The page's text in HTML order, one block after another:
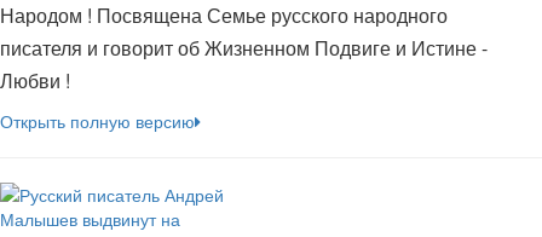
Народом ! Посвящена Семье русского народного
писателя и говорит об Жизненном Подвиге и Истине -
Любви !
Открыть полную версию